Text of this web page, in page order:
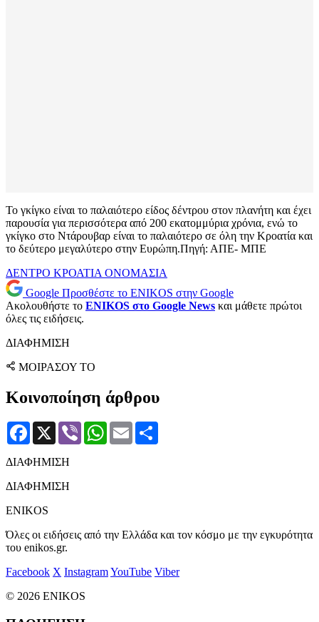
Το γκίγκο είναι το παλαιότερο είδος δέντρου στον πλανήτη και έχει
παρουσία για περισσότερα από 200 εκατομμύρια χρόνια, ενώ το
γκίγκο στο Ντάρουβαρ είναι το παλαιότερο σε όλη την Κροατία και
το δεύτερο μεγαλύτερο στην Ευρώπη.Πηγή: ΑΠΕ- ΜΠΕ
ΔΕΝΤΡΟ ΚΡΟΑΤΙΑ ΟΝΟΜΑΣΙΑ
Google Προσθέστε το ENIKOS στην Google
Ακολουθήστε το ENIKOS στο Google News και μάθετε πρώτοι
όλες τις ειδήσεις.
ΔΙΑΦΗΜΙΣΗ
ΜΟΙΡΑΣΟΥ ΤΟ
Κοινοποίηση άρθρου
Facebook
X Viber WhatsApp
Email
ΔΙΑΦΗΜΙΣΗ
ΔΙΑΦΗΜΙΣΗ
ENIKOS
Όλες οι ειδήσεις από την Ελλάδα και τον κόσμο με την εγκυρότητα
του enikos.gr.
Facebook X InstagramYouTube Viber
© 2026 ENIKOS